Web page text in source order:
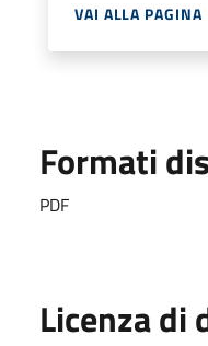
VAI ALLA PAGINA
Formati
PDF
Licenza di